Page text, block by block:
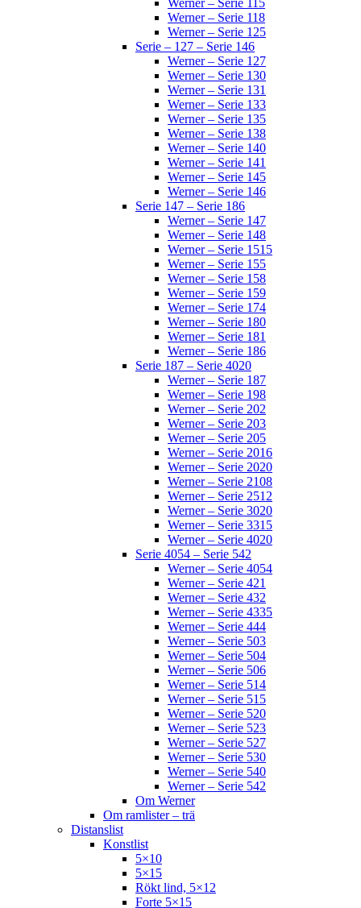
Werner – Serie 115
Werner – Serie 118
Werner – Serie 125
Serie – 127 – Serie 146
Werner – Serie 127
Werner – Serie 130
Werner – Serie 131
Werner – Serie 133
Werner – Serie 135
Werner – Serie 138
Werner – Serie 140
Werner – Serie 141
Werner – Serie 145
Werner – Serie 146
Serie 147 – Serie 186
Werner – Serie 147
Werner – Serie 148
Werner – Serie 1515
Werner – Serie 155
Werner – Serie 158
Werner – Serie 159
Werner – Serie 174
Werner – Serie 180
Werner – Serie 181
Werner – Serie 186
Serie 187 – Serie 4020
Werner – Serie 187
Werner – Serie 198
Werner – Serie 202
Werner – Serie 203
Werner – Serie 205
Werner – Serie 2016
Werner – Serie 2020
Werner – Serie 2108
Werner – Serie 2512
Werner – Serie 3020
Werner – Serie 3315
Werner – Serie 4020
Serie 4054 – Serie 542
Werner – Serie 4054
Werner – Serie 421
Werner – Serie 432
Werner – Serie 4335
Werner – Serie 444
Werner – Serie 503
Werner – Serie 504
Werner – Serie 506
Werner – Serie 514
Werner – Serie 515
Werner – Serie 520
Werner – Serie 523
Werner – Serie 527
Werner – Serie 530
Werner – Serie 540
Werner – Serie 542
Om Werner
Om ramlister – trä
Distanslist
Konstlist
5×10
5×15
Rökt lind, 5×12
Forte 5×15